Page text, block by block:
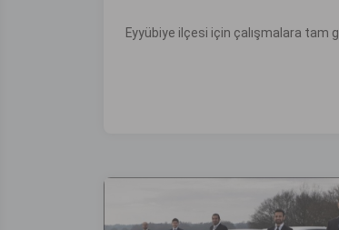
Eyyübiye ilçesi için çalışmalara tam